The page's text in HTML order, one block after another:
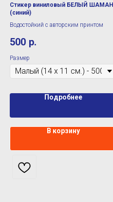
Стикер виниловый БЕЛЫЙ ШАМАН
(синий)
Водостойкий с авторским принтом
500 р.
Размер
Подробнее
В корзину